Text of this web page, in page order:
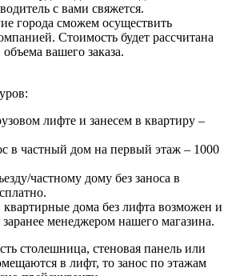
с вами свяжется.
города сможем осуществить
Стоимость будет рассчитана
вашего заказа.
лифте и занесем в квартиру –
в частный дом на первый этаж – 1000
частному дому без заноса в
дома без лифта возможен и
менеджером нашего магазина.
столешница, стеновая панель или
в лифт, то занос по этажам